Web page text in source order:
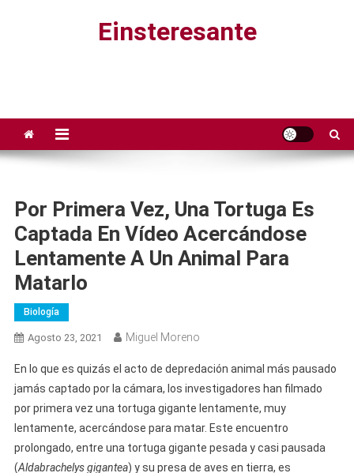
Einsteresante
Por Primera Vez, Una Tortuga Es
Captada En Vídeo Acercándose
Lentamente A Un Animal Para
Matarlo
Biología
Agosto 23, 2021 Miguel Moreno
En lo que es quizás el acto de depredación animal más pausado
jamás captado por la cámara, los investigadores han filmado
por primera vez una tortuga gigante lentamente, muy
lentamente, acercándose para matar. Este encuentro
prolongado, entre una tortuga gigante pesada y casi pausada
(Aldabrachelys gigantea) y su presa de aves en tierra, es